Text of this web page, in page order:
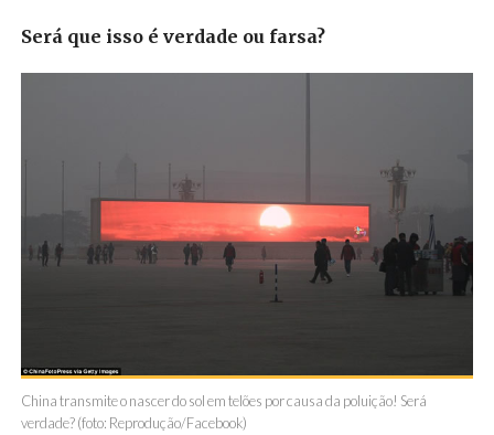
Será que isso é verdade ou farsa?
China transmite o nascer do sol em telões por causa da poluição! Será
verdade? (foto: Reprodução/Facebook)